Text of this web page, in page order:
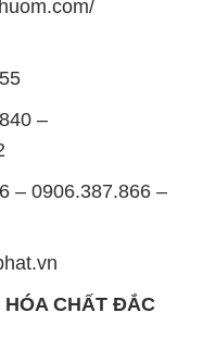
–
– 0906.387.866 –
HÓA CHẤT ĐẮC